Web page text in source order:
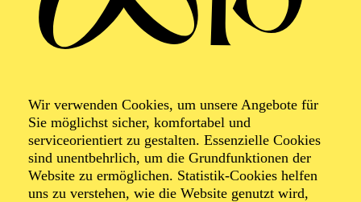
Wir verwenden Cookies, um unsere Angebote für
Sie möglichst sicher, komfortabel und
serviceorientiert zu gestalten. Essenzielle Cookies
sind unentbehrlich, um die Grundfunktionen der
Website zu ermöglichen. Statistik-Cookies helfen
uns zu verstehen, wie die Website genutzt wird,
International Music
& The Dorf